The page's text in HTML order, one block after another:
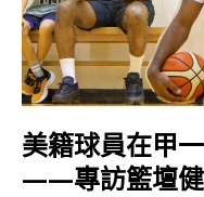
美籍球員在甲
——專訪籃壇